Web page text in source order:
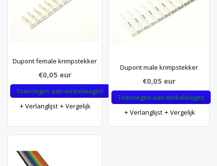
Dupont female krimpstekker
€0,05 eur
Toevoegen aan winkelwagen
Verlanglijst
Vergelijk
Dupont male krimpstekker
€0,05 eur
Toevoegen aan winkelwagen
Verlanglijst
Vergelijk